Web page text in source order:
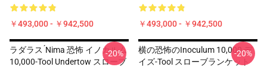
￥493,000 - ￥942,500 ￥493,000 - ￥942,500
ラダラス ́nima 恐怖 イノカルム
10,000-Tool Undertow スローブ
-20%
横の恐怖のInoculum 10,000 デ
イズ-Tool スローブランケット
-20%